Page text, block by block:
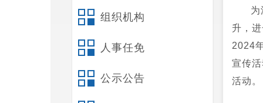
组织机构
人事任免
公示公告
为
升，
2024
宣传
活动。